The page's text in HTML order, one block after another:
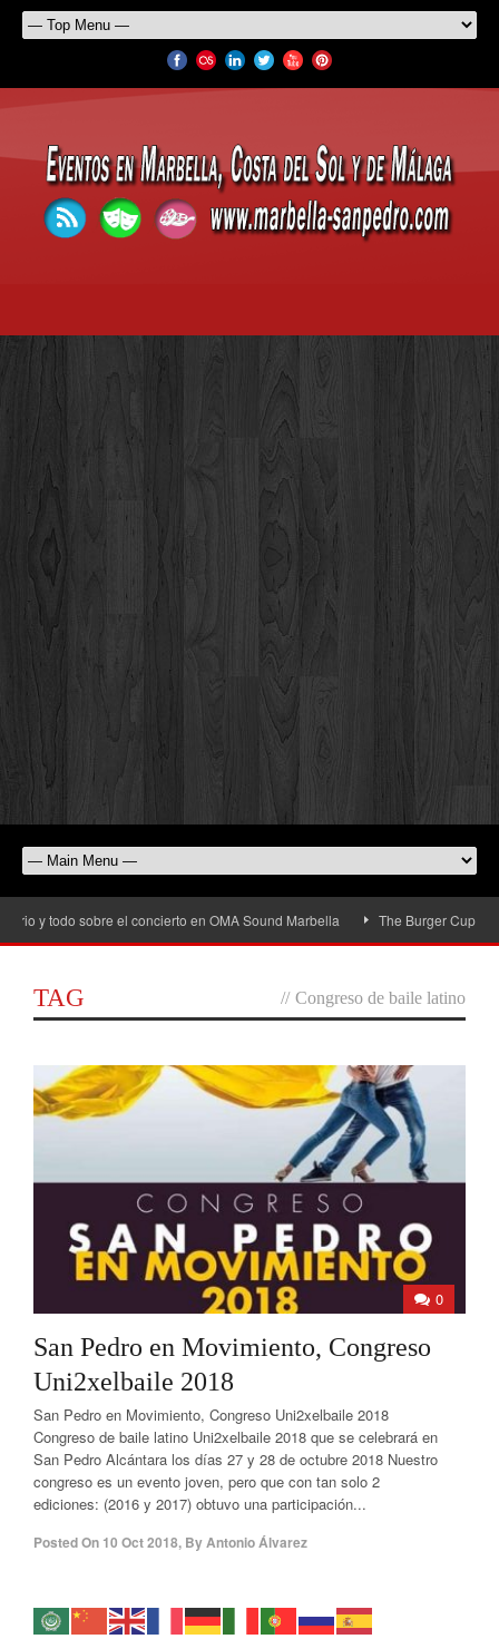
y todo sobre el concierto en OMA Sound Marbella The Burger Cup llega
TAG // Congreso de baile latino
0
San Pedro en Movimiento, Congreso
Uni2xelbaile 2018
San Pedro en Movimiento, Congreso Uni2xelbaile 2018
Congreso de baile latino Uni2xelbaile 2018 que se celebrará en
San Pedro Alcántara los días 27 y 28 de octubre 2018 Nuestro
congreso es un evento joven, pero que con tan solo 2
ediciones: (2016 y 2017) obtuvo una participación...
Posted On 10 Oct 2018, ByAntonio Álvarez